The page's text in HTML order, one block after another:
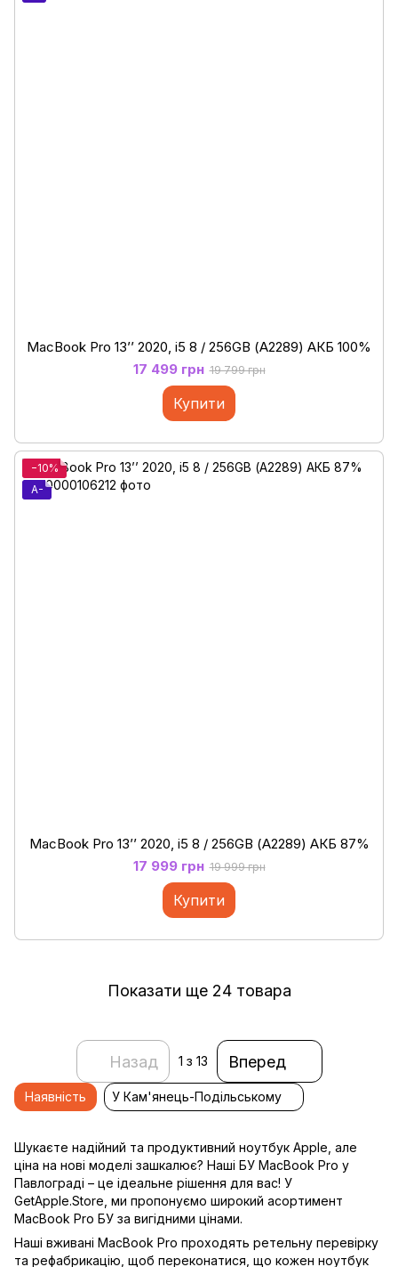
MacBook Pro 13’’ 2020, i5 8 / 256GB (А2289) АКБ 100%
17 499 грн 19 799 грн
Купити
−10%
A-
MacBook Pro 13’’ 2020, i5 8 / 256GB (А2289) АКБ 87%
17 999 грн 19 999 грн
Купити
Показати ще 24 товара
Назад 1 з 13 Вперед
Шукаєте надійний та продуктивний ноутбук Apple, але
ціна на нові моделі зашкалює? Наші БУ MacBook Pro у
Павлограді – це ідеальне рішення для вас! У
GetApple.Store, ми пропонуємо широкий асортимент
MacBook Pro БУ за вигідними цінами.
Наші вживані MacBook Pro проходять ретельну перевірку
та рефабрикацію, щоб переконатися, що кожен ноутбук
Наявність У Кам'янець-Подільському